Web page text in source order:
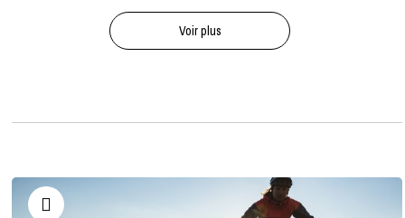
Voir plus